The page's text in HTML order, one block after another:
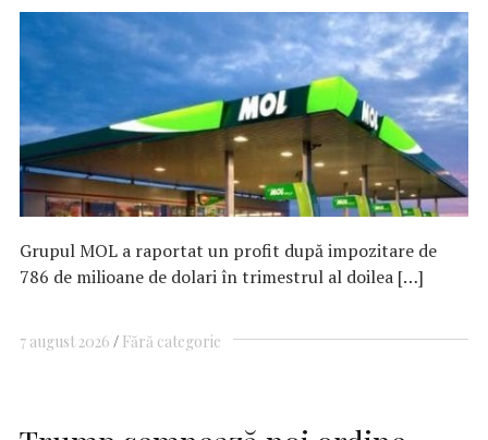
Grupul MOL a raportat un profit după impozitare de
786 de milioane de dolari în trimestrul al doilea […]
7 august 2026 Fără categorie